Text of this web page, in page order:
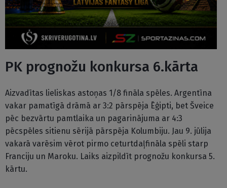
PK prognožu konkursa 6.kārta
Aizvadītas lieliskas astoņas 1/8 fināla spēles. Argentīna
vakar pamatīgā drāmā ar 3:2 pārspēja Ēģipti, bet Šveice
pēc bezvārtu pamtlaika un pagarinājuma ar 4:3
pēcspēles sitienu sērijā pārspēja Kolumbiju. Jau 9. jūlija
vakarā varēsim vērot pirmo ceturtdaļfināla spēli starp
Franciju un Maroku. Laiks aizpildīt prognožu konkursa 5.
kārtu.